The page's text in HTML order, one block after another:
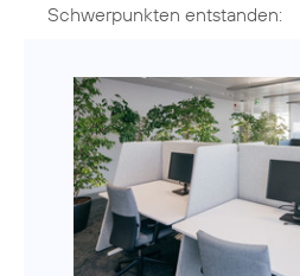
Schwerpunkten entstanden: